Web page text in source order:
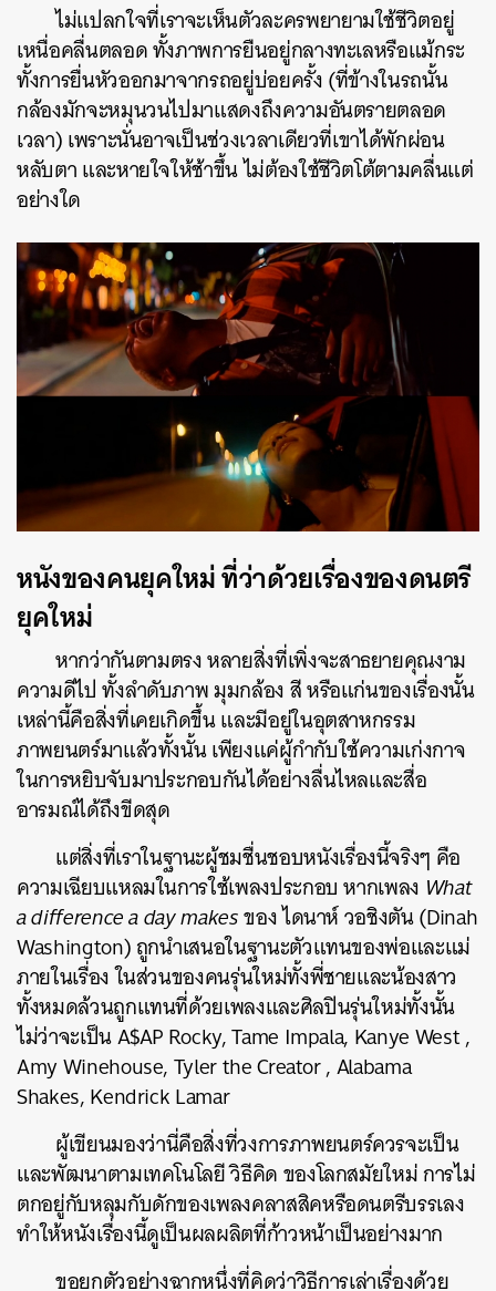
ไม่แปลกใจที่เราจะเห็นตัวละครพยายามใช้ชีวิตอยู่
เหนื่อคลื่นตลอด ทั้งภาพการยืนอยู่กลางทะเลหรือแม้กระ
ทั้งการยื่นหัวออกมาจากรถอยู่บ่อยครั้ง (ที่ข้างในรถนั้น
กล้องมักจะหมุนวนไปมาแสดงถึงความอันตรายตลอด
เวลา) เพราะนั่นอาจเป็นช่วงเวลาเดียวที่เขาได้พักผ่อน
หลับตา และหายใจให้ช้าขึ้น ไม่ต้องใช้ชีวิตโต้ตามคลื่นแต่
อย่างใด
หนังของคนยุคใหม่ ที่ว่าด้วยเรื่องของดนตรี
ยุคใหม่
หากว่ากันตามตรง หลายสิ่งที่เพิ่งจะสาธยายคุณงาม
ความดีไป ทั้งลำดับภาพ มุมกล้อง สี หรือแก่นของเรื่องนั้น
เหล่านี้คือสิ่งที่เคยเกิดขึ้น และมีอยู่ในอุตสาหกรรม
ภาพยนตร์มาแล้วทั้งนั้น เพียงแค่ผู้กำกับใช้ความเก่งกาจ
ในการหยิบจับมาประกอบกันได้อย่างลื่นไหลและสื่อ
อารมณ์ได้ถึงขีดสุด
แต่สิ่งที่เราในฐานะผู้ชมชื่นชอบหนังเรื่องนี้จริงๆ คือ
ความเฉียบแหลมในการใช้เพลงประกอบ หากเพลง What
a difference a day makesของ ไดนาห์ วอชิงตัน (Dinah
Washington) ถูกนำเสนอในฐานะตัวแทนของพ่อและแม่
ภายในเรื่อง ในส่วนของคนรุ่นใหม่ทั้งพี่ชายและน้องสาว
ทั้งหมดล้วนถูกแทนที่ด้วยเพลงและศิลปินรุ่นใหม่ทั้งนั้น
ไม่ว่าจะเป็น A$AP Rocky, Tame Impala, Kanye West ,
Amy Winehouse, Tyler the Creator , Alabama
Shakes, Kendrick Lamar
ผู้เขียนมองว่านี่คือสิ่งที่วงการภาพยนตร์ควรจะเป็น
และพัฒนาตามเทคโนโลยี วิธีคิด ของโลกสมัยใหม่ การไม่
ตกอยู่กับหลุมกับดักของเพลงคลาสสิคหรือดนตรีบรรเลง
ทำให้หนังเรื่องนี้ดูเป็นผลผลิตที่ก้าวหน้าเป็นอย่างมาก
ขอยกตัวอย่างฉากหนึ่งที่คิดว่าวิธีการเล่าเรื่องด้วย
ค้นหา